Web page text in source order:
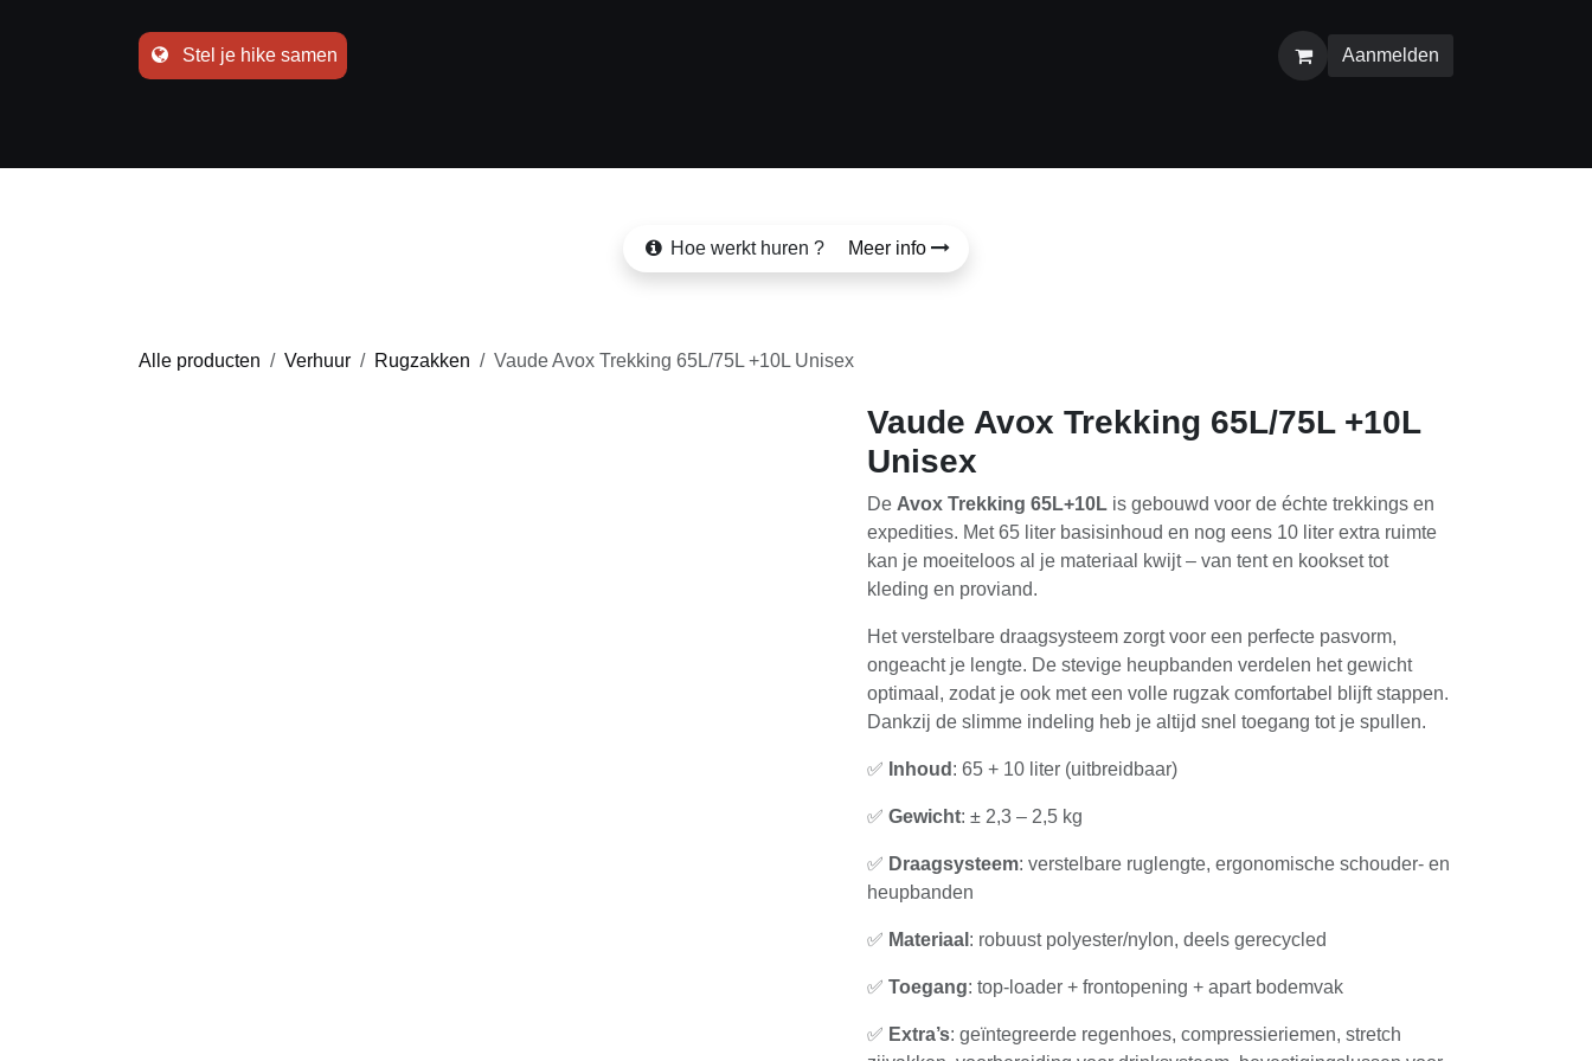
Stel je hike samen
Aanmelden
Hoe werkt huren ? Meer info
Alle producten Verhuur Rugzakken Vaude Avox Trekking 65L/75L +10L Unisex
Vaude Avox Trekking 65L/75L +10L
Unisex
De Avox Trekking 65L+10L is gebouwd voor de échte trekkings en
expedities. Met 65 liter basisinhoud en nog eens 10 liter extra ruimte
kan je moeiteloos al je materiaal kwijt – van tent en kookset tot
kleding en proviand.
Het verstelbare draagsysteem zorgt voor een perfecte pasvorm,
ongeacht je lengte. De stevige heupbanden verdelen het gewicht
optimaal, zodat je ook met een volle rugzak comfortabel blijft stappen.
Dankzij de slimme indeling heb je altijd snel toegang tot je spullen.
✅ Inhoud : 65 + 10 liter (uitbreidbaar)
✅ Gewicht: ± 2,3 – 2,5 kg
✅ Draagsysteem: verstelbare ruglengte, ergonomische schouder- en
heupbanden
✅ Materiaal : robuust polyester/nylon, deels gerecycled
✅ Toegang: top-loader + frontopening + apart bodemvak
✅ Extra’s: geïntegreerde regenhoes, compressieriemen, stretch